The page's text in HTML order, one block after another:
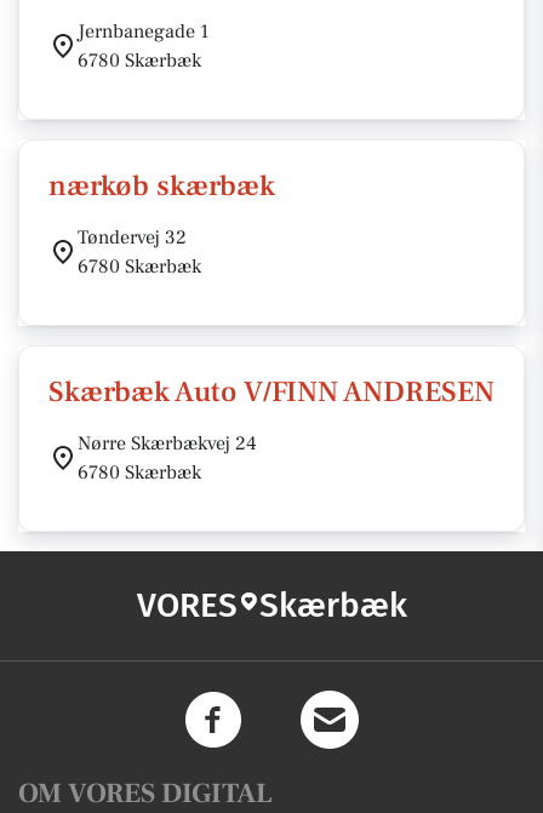
Jernbanegade 1
6780 Skærbæk
nærkøb skærbæk
Tøndervej 32
6780 Skærbæk
Skærbæk Auto V/FINN ANDRESEN
Nørre Skærbækvej 24
6780 Skærbæk
VORES Skærbæk
OM VORES DIGITAL